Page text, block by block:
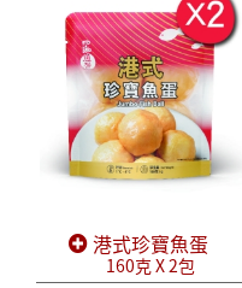
港式珍寶魚蛋
160克 X 2包